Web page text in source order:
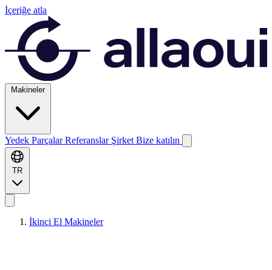
İçeriğe atla
Makineler
Yedek ParçalarReferanslar Şirket Bize katılın
TR
İkinci El Makineler